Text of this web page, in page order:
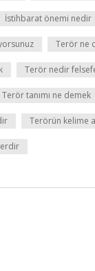
İstihbarat önemi nedir
Terör ne
Terör nedir
Terör tanımı ne demek
Terörün kelime